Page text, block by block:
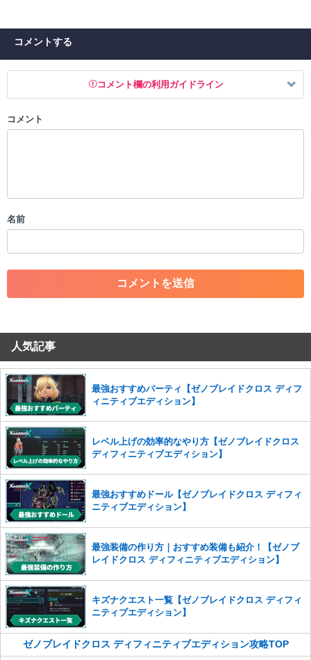
コメントする
コメント欄の利用ガイドライン
以下の書き込みを禁止とし、場合によってはコメント削除や書き込み制
・一度削除された投稿を再び投稿すること
・アカウントの売買など金銭が絡む内容の投稿
・各ゲームのネタバレを含む内容の投稿
・その他、管理者が不適切と判断した投稿
コメントの削除を申請する
せていただきます。ご了承ください。
※一度削除したコメントは復元ができませんのでご注意くだ
さい。
また、過度な利用規約の違反や、弊社に損害の及ぶ内容の書き込みがあ
った場合は、法的措置をとらせていただく場合もございますので、あら
かじめご理解くださいませ。
コメント
名前
人気記事
最強おすすめパーティ【ゼノブレイドクロス ディフ
ィニティブエディション】
レベル上げの効率的なやり方【ゼノブレイドクロス
ディフィニティブエディション】
最強おすすめドール【ゼノブレイドクロス ディフィ
ニティブエディション】
最強装備の作り方｜おすすめ装備も紹介！【ゼノブ
レイドクロス ディフィニティブエディション】
キズナクエスト一覧【ゼノブレイドクロス ディフィ
ニティブエディション】
ゼノブレイドクロス ディフィニティブエディション攻略TOP